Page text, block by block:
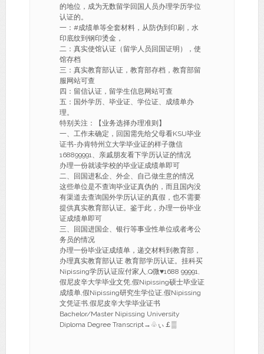
的地位，成为无数留学回国人员办理学历学位
认证的。
一：#成绩单等全套材料，从防伪到印刷，水
印底纹到钢印烫金，
二：真实使馆认证（留学人员回国证明），使
馆存档
三：真实教育部认证，教育部存档，教育部留
服网站可查
四：留信认证，留学生信息网站可查
五：国外学历、毕业证、学位证、成绩单办
理。
特别关注：【业务选择办理准则】
一、工作未确定，回国需先给父母看KSU毕业
证书-办肯特州立大学毕业证的样子微信
168899991、亲戚朋友看下学历认证的情况
办理一份就读学校的毕业证成绩单即可
二、回国进私企、外企、自己做生意的情况
这些单位是不查询毕业证真伪的，而且国内没
有渠道去查询国外学历认证的真假，也不需要
提供真实教育部认证。鉴于此，办理一份毕业
证成绩单即可
三、回国进国企、银行等事业性单位或者考公
务员的情况
办理一份毕业证成绩单，递交材料到教育部，
办理真实教育部认证 教育部学历认证。挂科买
Nipissing学历认证应付家人,Q微♥1688 99991,
假尼皮辛大学毕业文凭,假Nipissing硕士毕业证
成绩单,假Nipissing研究生学位证,假Nipissing
文凭证书,假尼皮辛大学毕业证书
Bachelor/Master Nipissing University
Diploma Degree Transcript→♧ぃ￡▒